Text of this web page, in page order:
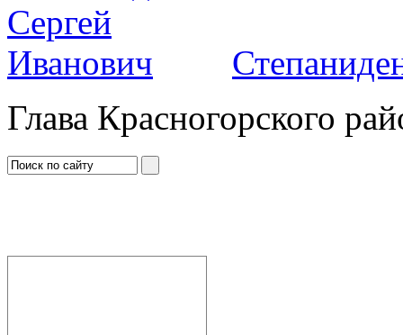
Глава Красногорского